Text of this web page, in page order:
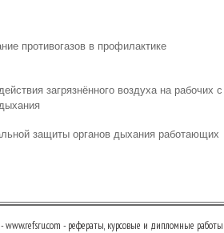
противогазов в профилактике
загрязнённого воздуха на рабочих с
защиты органов дыхания работающих
- рефераты, курсовые и дипломные работы